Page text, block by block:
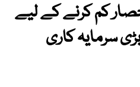
کم کرنے کے لیے
سرمایہ کاری